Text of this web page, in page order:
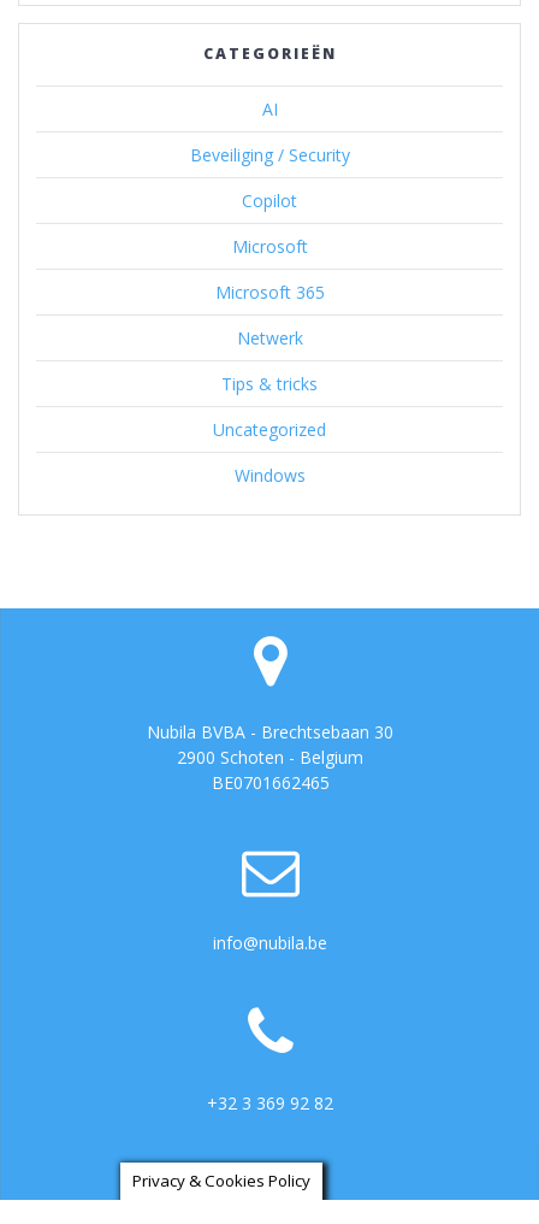
CATEGORIEËN
AI
Beveiliging / Security
Copilot
Microsoft
Microsoft 365
Netwerk
Tips & tricks
Uncategorized
Windows
Nubila BVBA - Brechtsebaan 30
2900 Schoten - Belgium
BE0701662465
info@nubila.be
+32 3 369 92 82
Privacy & Cookies Policy